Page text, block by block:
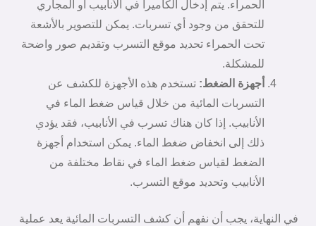
الحمراء. يتم إدخال الكاميرا في الأنابيب أو المجاري
للتحقق من وجود أي تسربات. يمكن للتصوير بالأشعة
تحت الحمراء تحديد موقع التسرب وتقديم صور واضحة
للمشكلة.
أجهزة الضغط: تستخدم هذه الأجهزة للكشف عن
التسربات المائية من خلال قياس ضغط الماء في
الأنابيب. إذا كان هناك تسرب في الأنابيب، فقد يؤدي
ذلك إلى انخفاض ضغط الماء. يمكن استخدام أجهزة
الضغط لقياس ضغط الماء في نقاط مختلفة من
الأنابيب وتحديد موقع التسرب.
في النهاية، يجب أن نفهم أن كشف التسربات المائية يعد عملية